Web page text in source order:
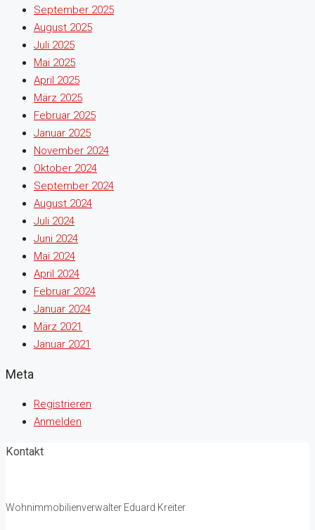
September 2025
August 2025
Juli 2025
Mai 2025
April 2025
März 2025
Februar 2025
Januar 2025
November 2024
Oktober 2024
September 2024
August 2024
Juli 2024
Juni 2024
Mai 2024
April 2024
Februar 2024
Januar 2024
März 2021
Januar 2021
Meta
Registrieren
Anmelden
Kontakt
Wohnimmobilienverwalter Eduard Kreiter